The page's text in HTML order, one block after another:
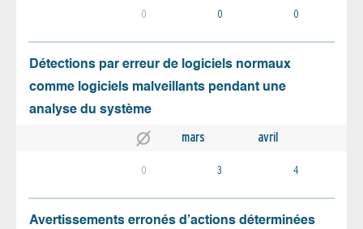
0 0 0
Détections par erreur de logiciels normaux
comme logiciels malveillants pendant une
analyse du système
mars avril
0 3 4
Avertissements erronés d’actions déterminées